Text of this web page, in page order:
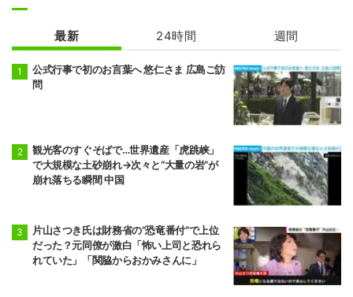
最新 24時間 週間
公式行事で初のお言葉へ 悠仁さま 広島ご訪
問
観光客のすぐそばで…世界遺産「虎跳峡」
で大規模な土砂崩れ→次々と“大量の岩”が
崩れ落ちる瞬間 中国
片山さつき氏は財務省の“恐竜番付”で上位
だった？元同僚が激白「怖い上司と恐れら
れていた」「関脇からおかみさんに」